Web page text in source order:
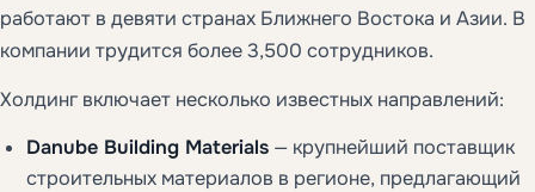
работают в девяти странах Ближнего Востока и Азии. В
компании трудится более 3,500 сотрудников.
Холдинг включает несколько известных направлений:
Danube Building Materials — крупнейший поставщик
строительных материалов в регионе, предлагающий